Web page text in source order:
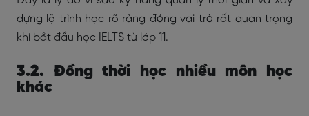
dựng lộ trình học rõ ràng đóng vai trò rất quan trọng
khi bắt đầu học IELTS từ lớp 11.
3.2. Đồng thời học nhiều môn học
khác